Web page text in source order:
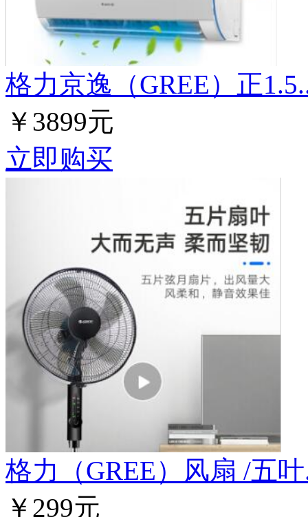
格力京逸（GREE）正
￥3899元
立即购买
格力（GREE）风扇 /五
￥299元